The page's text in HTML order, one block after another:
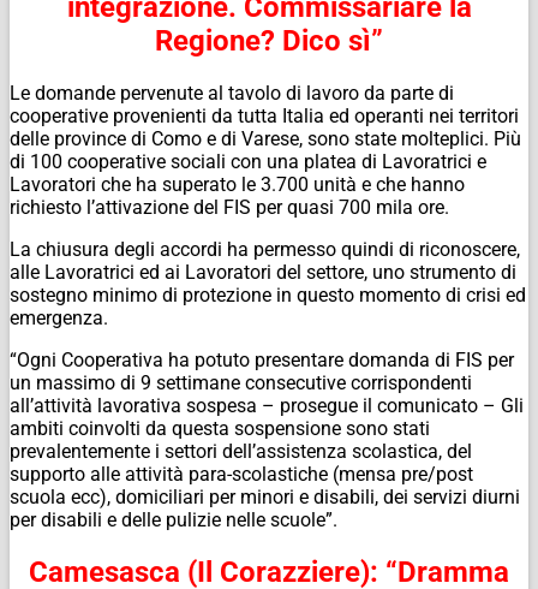
integrazione. Commissariare la
Regione? Dico sì”
Le domande pervenute al tavolo di lavoro da parte di
cooperative provenienti da tutta Italia ed operanti nei territori
delle province di Como e di Varese, sono state molteplici. Più
di 100 cooperative sociali con una platea di Lavoratrici e
Lavoratori che ha superato le 3.700 unità e che hanno
richiesto l’attivazione del FIS per quasi 700 mila ore.
La chiusura degli accordi ha permesso quindi di riconoscere,
alle Lavoratrici ed ai Lavoratori del settore, uno strumento di
sostegno minimo di protezione in questo momento di crisi ed
emergenza.
“Ogni Cooperativa ha potuto presentare domanda di FIS per
un massimo di 9 settimane consecutive corrispondenti
all’attività lavorativa sospesa – prosegue il comunicato – Gli
ambiti coinvolti da questa sospensione sono stati
prevalentemente i settori dell’assistenza scolastica, del
supporto alle attività para-scolastiche (mensa pre/post
scuola ecc), domiciliari per minori e disabili, dei servizi diurni
per disabili e delle pulizie nelle scuole”.
Camesasca (Il Corazziere): “Dramma